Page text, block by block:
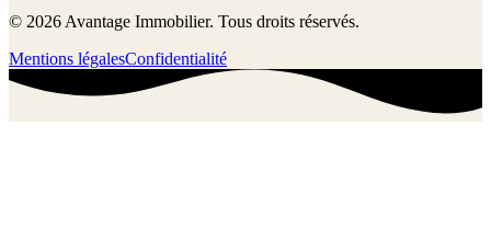
© 2026 Avantage Immobilier. Tous droits réservés.
Mentions légalesConfidentialité